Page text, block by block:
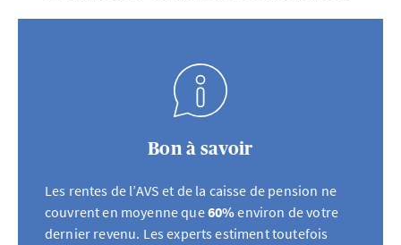
Bon à savoir
Les rentes de l’AVS et de la caisse de pension ne
couvrent en moyenne que60%environ de votre
dernier revenu. Les experts estiment toutefois